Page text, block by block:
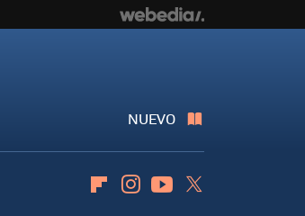
NUEVO
FlipboardInstagramYoutube